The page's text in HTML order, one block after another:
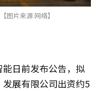
图片来源 网络】
日前发布公告，拟
展有限公司出资约5